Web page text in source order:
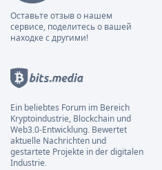
Оставьте отзыв о нашем
сервисе, поделитесь о вашей
находке с другими!
Ein beliebtes Forum im Bereich
Kryptoindustrie, Blockchain und
Web3.0-Entwicklung. Bewertet
aktuelle Nachrichten und
gestartete Projekte in der digitalen
Industrie.